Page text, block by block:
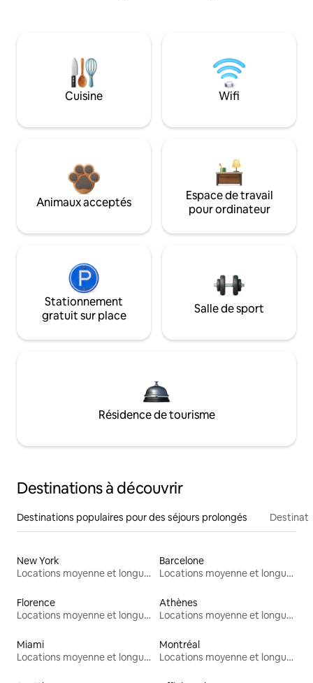
Cuisine Wifi
Animaux acceptés
Espace de travail
pour ordinateur
Stationnement
gratuit sur place
Salle de sport
Résidence de tourisme
Destinations à découvrir
Destinations populaires pour des séjours prolongés
New York
Locations moyenne et longue durée
Barcelone
Locations moyenne et longue durée
Florence
Locations moyenne et longue durée
Athènes
Locations moyenne et longue durée
Miami
Locations moyenne et longue durée
Montréal
Locations moyenne et longue durée